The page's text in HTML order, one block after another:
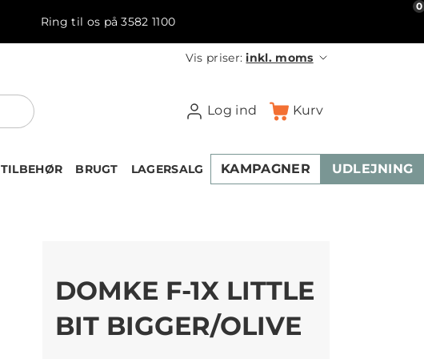
Ring til os på 3582 1100
Vis priser:inkl. moms
Log ind Kurv
0
TILBEHØR BRUGT LAGERSALG KAMPAGNER UDLEJNING
DOMKE F-1X LITTLE
BIT BIGGER/OLIVE